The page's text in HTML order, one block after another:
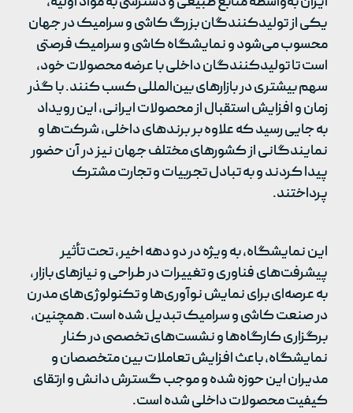
یکی از تولیدکنندگان بزرگ کاشی و سرامیک در جهان
محسوب می‌شود و نمایشگاه کاشی و سرامیک فرصتی
است تا تولیدکنندگان داخلی با عرضه محصولات خود،
سهم بیشتری در بازارهای بین‌المللی کسب کنند. با گذر
زمان و افزایش استقبال از محصولات ایرانی، این رویداد
به جایی رسید که علاوه بر برندهای داخلی، شرکت‌ها و
نمایندگانی از کشورهای مختلف جهان نیز در آن حضور
پیدا کردند و به تبادل تجربیات و تجارت مشترک
پرداختند.
این نمایشگاه، به ویژه در دو دهه اخیر، تحت تأثیر
پیشرفت‌های فناوری و تغییرات در طراحی و نیازهای بازار،
به عرصه‌ای برای نمایش نوآوری‌ها و تکنولوژی‌های مدرن
در صنعت کاشی و سرامیک تبدیل شده است. همچنین،
برگزاری کارگاه‌ها و نشست‌های تخصصی در کنار
نمایشگاه، باعث افزایش تعاملات بین متخصصان و
مدیران این حوزه شده و موجب گسترش دانش و ارتقای
کیفیت محصولات داخلی شده است.